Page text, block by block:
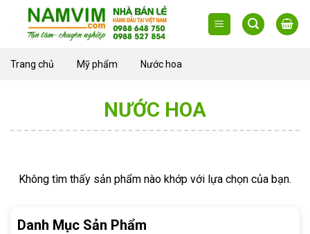
content
Trang chủ Mỹ phẩm Nước hoa
NƯỚC HOA
Không tìm thấy sản phẩm nào khớp với lựa chọn của bạn.
Danh Mục Sản Phẩm